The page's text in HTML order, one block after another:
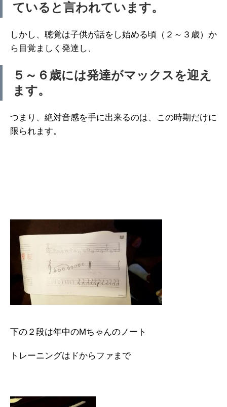
ていると言われています。
しかし、聴覚は子供が話をし始める頃（２～３歳）か
ら目覚ましく発達し、
５～６歳には発達がマックスを迎え
ます。
つまり、絶対音感を手に出来るのは、この時期だけに
限られます。
下の２段は年中のMちゃんのノート
トレーニングはドからファまで